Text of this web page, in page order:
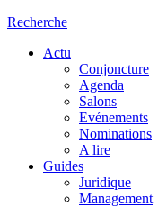
Recherche
Actu
Conjoncture
Agenda
Salons
Evénements
Nominations
A lire
Guides
Juridique
Management